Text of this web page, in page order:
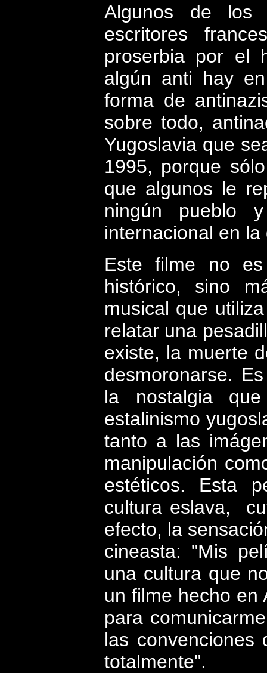
Algunos de los
escritores
proserbia por el
algún anti hay
forma de
sobre todo,
Yugoslavia que
1995, porque
que algunos le
ningún pueblo
internacional en
Este filme no es
histórico, sino
musical que
relatar una
existe, la muerte
desmoronarse.
la nostalgia
estalinismo
tanto a las
manipulación
estéticos. Esta
cultura eslava,
efecto, la
cineasta: "Mis
una cultura que
un filme hecho en
para
las convenciones
totalmente".